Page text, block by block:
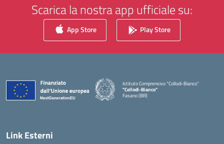
Scarica la nostra app ufficiale su:
App Store Play Store
Istituto Comprensivo "Collodi-Bianco"
"Collodi-Bianco"
Fasano (BR)
Link Esterni